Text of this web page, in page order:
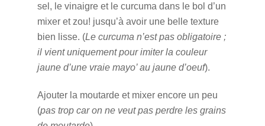
sel, le vinaigre et le curcuma dans le bol d’un
mixer et zou! jusqu’à avoir une belle texture
bien lisse. (Le curcuma n’est pas obligatoire ;
il vient uniquement pour imiter la couleur
jaune d’une vraie mayo’ au jaune d’oeuf).
Ajouter la moutarde et mixer encore un peu
(pas trop car on ne veut pas perdre les grains